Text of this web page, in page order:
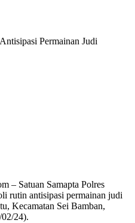
Permainan Judi
– Satuan Samapta Polres
rutin antisipasi permainan judi
Kecamatan Sei Bamban,
24).